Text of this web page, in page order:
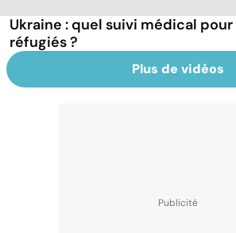
Ukraine : quel suivi médical
réfugiés ?
Plus de vidéos